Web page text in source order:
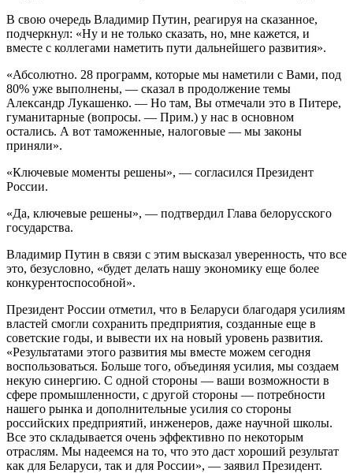
В свою очередь Владимир Путин, реагируя на сказанное,
подчеркнул: «Ну и не только сказать, но, мне кажется, и
вместе с коллегами наметить пути дальнейшего развития».
«Абсолютно. 28 программ, которые мы наметили с Вами, под
80% уже выполнены, — сказал в продолжение темы
Александр Лукашенко. — Но там, Вы отмечали это в Питере,
гуманитарные (вопросы. — Прим.) у нас в основном
остались. А вот таможенные, налоговые — мы законы
приняли».
«Ключевые моменты решены», — согласился Президент
России.
«Да, ключевые решены», — подтвердил Глава белорусского
государства.
Владимир Путин в связи с этим высказал уверенность, что все
это, безусловно, «будет делать нашу экономику еще более
конкурентоспособной».
Президент России отметил, что в Беларуси благодаря усилиям
властей смогли сохранить предприятия, созданные еще в
советские годы, и вывести их на новый уровень развития.
«Результатами этого развития мы вместе можем сегодня
воспользоваться. Больше того, объединяя усилия, мы создаем
некую синергию. С одной стороны — ваши возможности в
сфере промышленности, с другой стороны — потребности
нашего рынка и дополнительные усилия со стороны
российских предприятий, инженеров, даже научной школы.
Все это складывается очень эффективно по некоторым
отраслям. Мы надеемся на то, что это даст хороший результат
как для Беларуси, так и для России», — заявил Президент.